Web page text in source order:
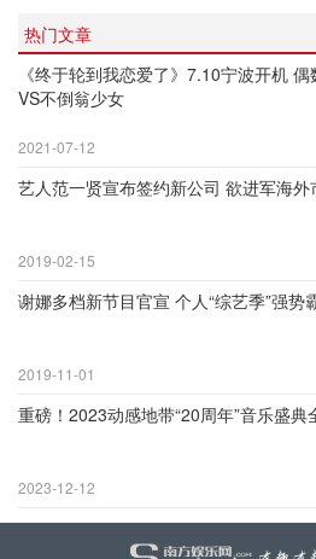
热门文章
《终于轮到我恋爱了》7.10宁波开机 偶
VS不倒翁少女
2021-07-12
艺人范一贤宣布签约新公司 欲进军海外
2019-02-15
谢娜多档新节目官宣 个人“综艺季”强势
2019-11-01
重磅！2023动感地带“20周年”音乐盛典
2023-12-12